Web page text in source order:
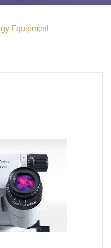
Equipment